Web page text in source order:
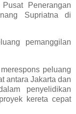
Penerangan
Supriatna di
pemanggilan
peluang
antara Jakarta dan
penyelidikan
kereta cepat